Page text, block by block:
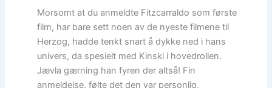
Morsomt at du anmeldte Fitzcarraldo som første
film, har bare sett noen av de nyeste filmene til
Herzog, hadde tenkt snart å dykke ned i hans
univers, da spesielt med Kinski i hovedrollen.
Jævla gærning han fyren der altså! Fin
anmeldelse, følte det den var personlig,